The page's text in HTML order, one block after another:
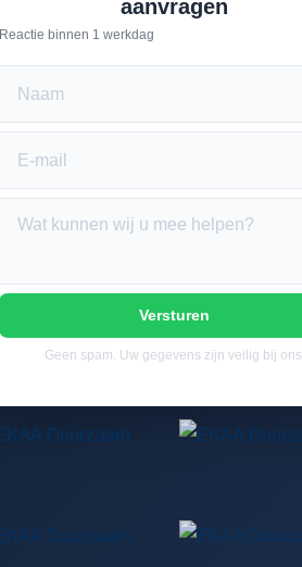
aanvragen
Reactie binnen 1 werkdag
Versturen
Geen spam. Uw gegevens zijn veilig bij ons.